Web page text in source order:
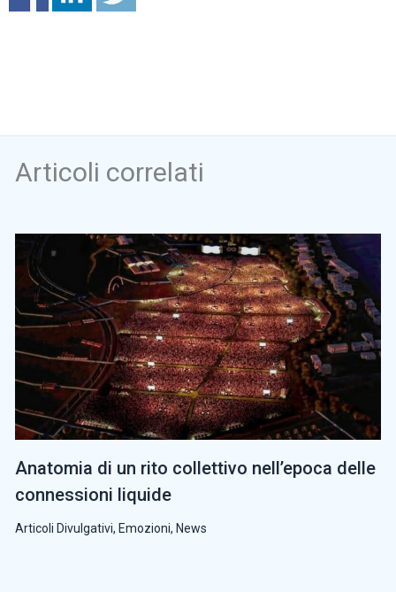
Articoli correlati
Anatomia di un rito collettivo nell’epoca delle
connessioni liquide
Articoli Divulgativi, Emozioni, News